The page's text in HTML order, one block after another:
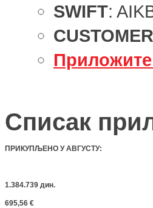
SWIFT:
CUSTOMER
Списак
ПРИКУПЉЕНО У АВГУСТУ:
1.384.739 дин.
695,56 €